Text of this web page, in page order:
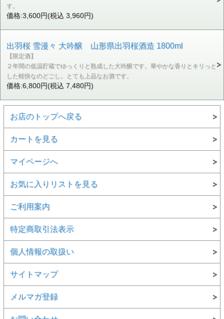
す。
価格:3,600円(税込 3,960円)
出羽桜 雪漫々 大吟醸 山形県出羽桜酒造 1800ml
【限定酒】
２年間の低温貯蔵でゆっくりと熟成した大吟醸です。華やかな香りとキリっと
した軽快なのどごし。とても上品なお酒です。
価格:6,800円(税込 7,480円)
お店のトップへ戻る
カートを見る
マイページへ
お気に入りリストを見る
ご利用案内
特定商取引法表示
個人情報の取扱い
サイトマップ
メルマガ登録